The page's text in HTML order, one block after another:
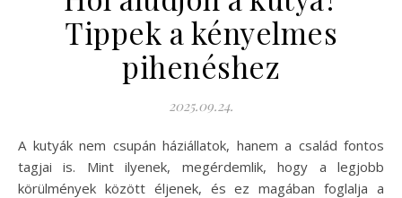
Tippek a kényelmes
pihenéshez
2025.09.24.
A kutyák nem csupán háziállatok, hanem a család fontos
tagjai is. Mint ilyenek, megérdemlik, hogy a legjobb
körülmények között éljenek, és ez magában foglalja a